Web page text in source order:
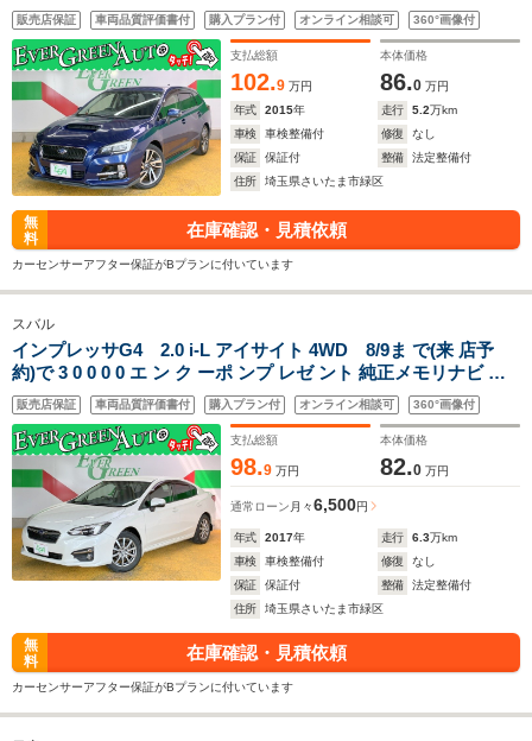
正SDナビ ブラインドスポットモニター Bluetooth 衝突軽減ブ
レーキ レーンキープ ETC プッシュスタート LEDライト
販売店保証 車両品質評価書付 購入プラン付 オンライン相談可 360°画像付
支払総額
102.9 万円
本体価格
86.0 万円
年式
2015年 走行 5.2万km
車検
車検整備付 修復
なし
保証
保証付 整備
法定整備付
住所
埼玉県さいたま市緑区
無
料
在庫確認・見積依頼
カーセンサーアフター保証がBプランに付いています
スバル
インプレッサG4 2.0 i-L アイサイト 4WD 8/9ま で(来 店予
約)で 3 0 0 0 0 エ ン ク ーポ ンプ レゼ ント 純正メモリナビ ア
イサイトVer3 ETC バックカメラ Bluetooth アクセスキー プッ
シュスタート パドルシフト MTモード付 LEDライト フォグ
販売店保証 車両品質評価書付 購入プラン付 オンライン相談可 360°画像付
支払総額
98.9 万円
本体価格
82.0 万円
通常ローン 月々6,500円
年式 2017年 走行 6.3万km
車検
車検整備付 修復
なし
保証
保証付 整備
法定整備付
住所
埼玉県さいたま市緑区
無
料
在庫確認・見積依頼
カーセンサーアフター保証がBプランに付いています